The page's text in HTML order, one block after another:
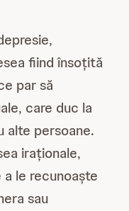
fiind însoțită
par să
care duc la
alte persoane.
iraționale,
le recunoaște
sau